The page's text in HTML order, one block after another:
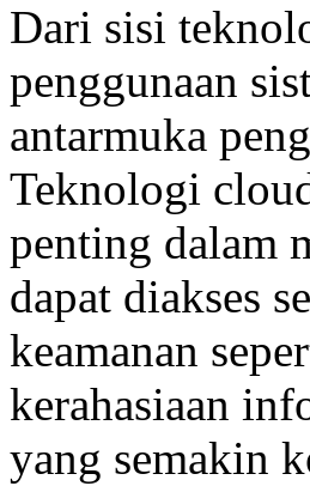
Dari sisi
penggunaan
antarmuka
Teknologi
penting dalam
dapat diakses
keamanan
kerahasiaan
yang semakin